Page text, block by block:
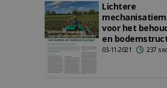
Lichtere
voor het
en
03-11-2021 237 sec